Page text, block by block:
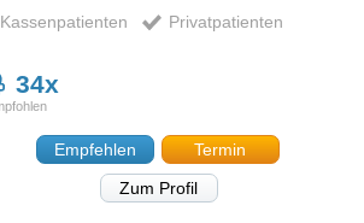
Kassenpatienten Privatpatienten
34x
Empfehlen
Termin
Zum Profil